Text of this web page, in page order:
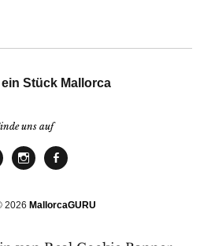
Stück Mallorca
uns auf
2026 MallorcaGURU